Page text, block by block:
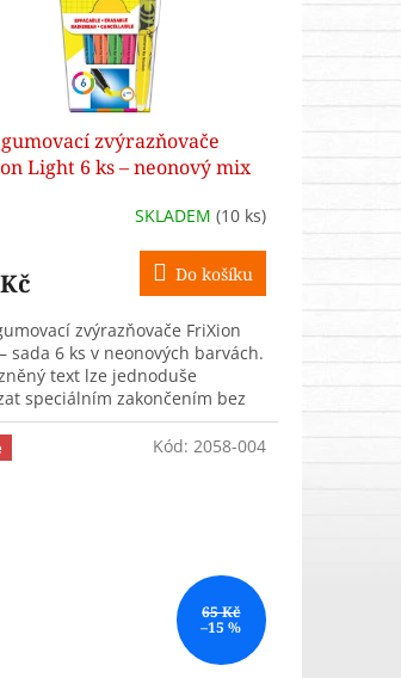
zvýrazňovače
Light 6 ks – neonový mix
SKLADEM (10 ks)
Do košíku
zvýrazňovače FriXion
sada 6 ks v neonových barvách.
text lze jednoduše
speciálním zakončením bez
papíru. Šířka stopy 3,3
65 Kč
–15 %
Kód: 2058-004